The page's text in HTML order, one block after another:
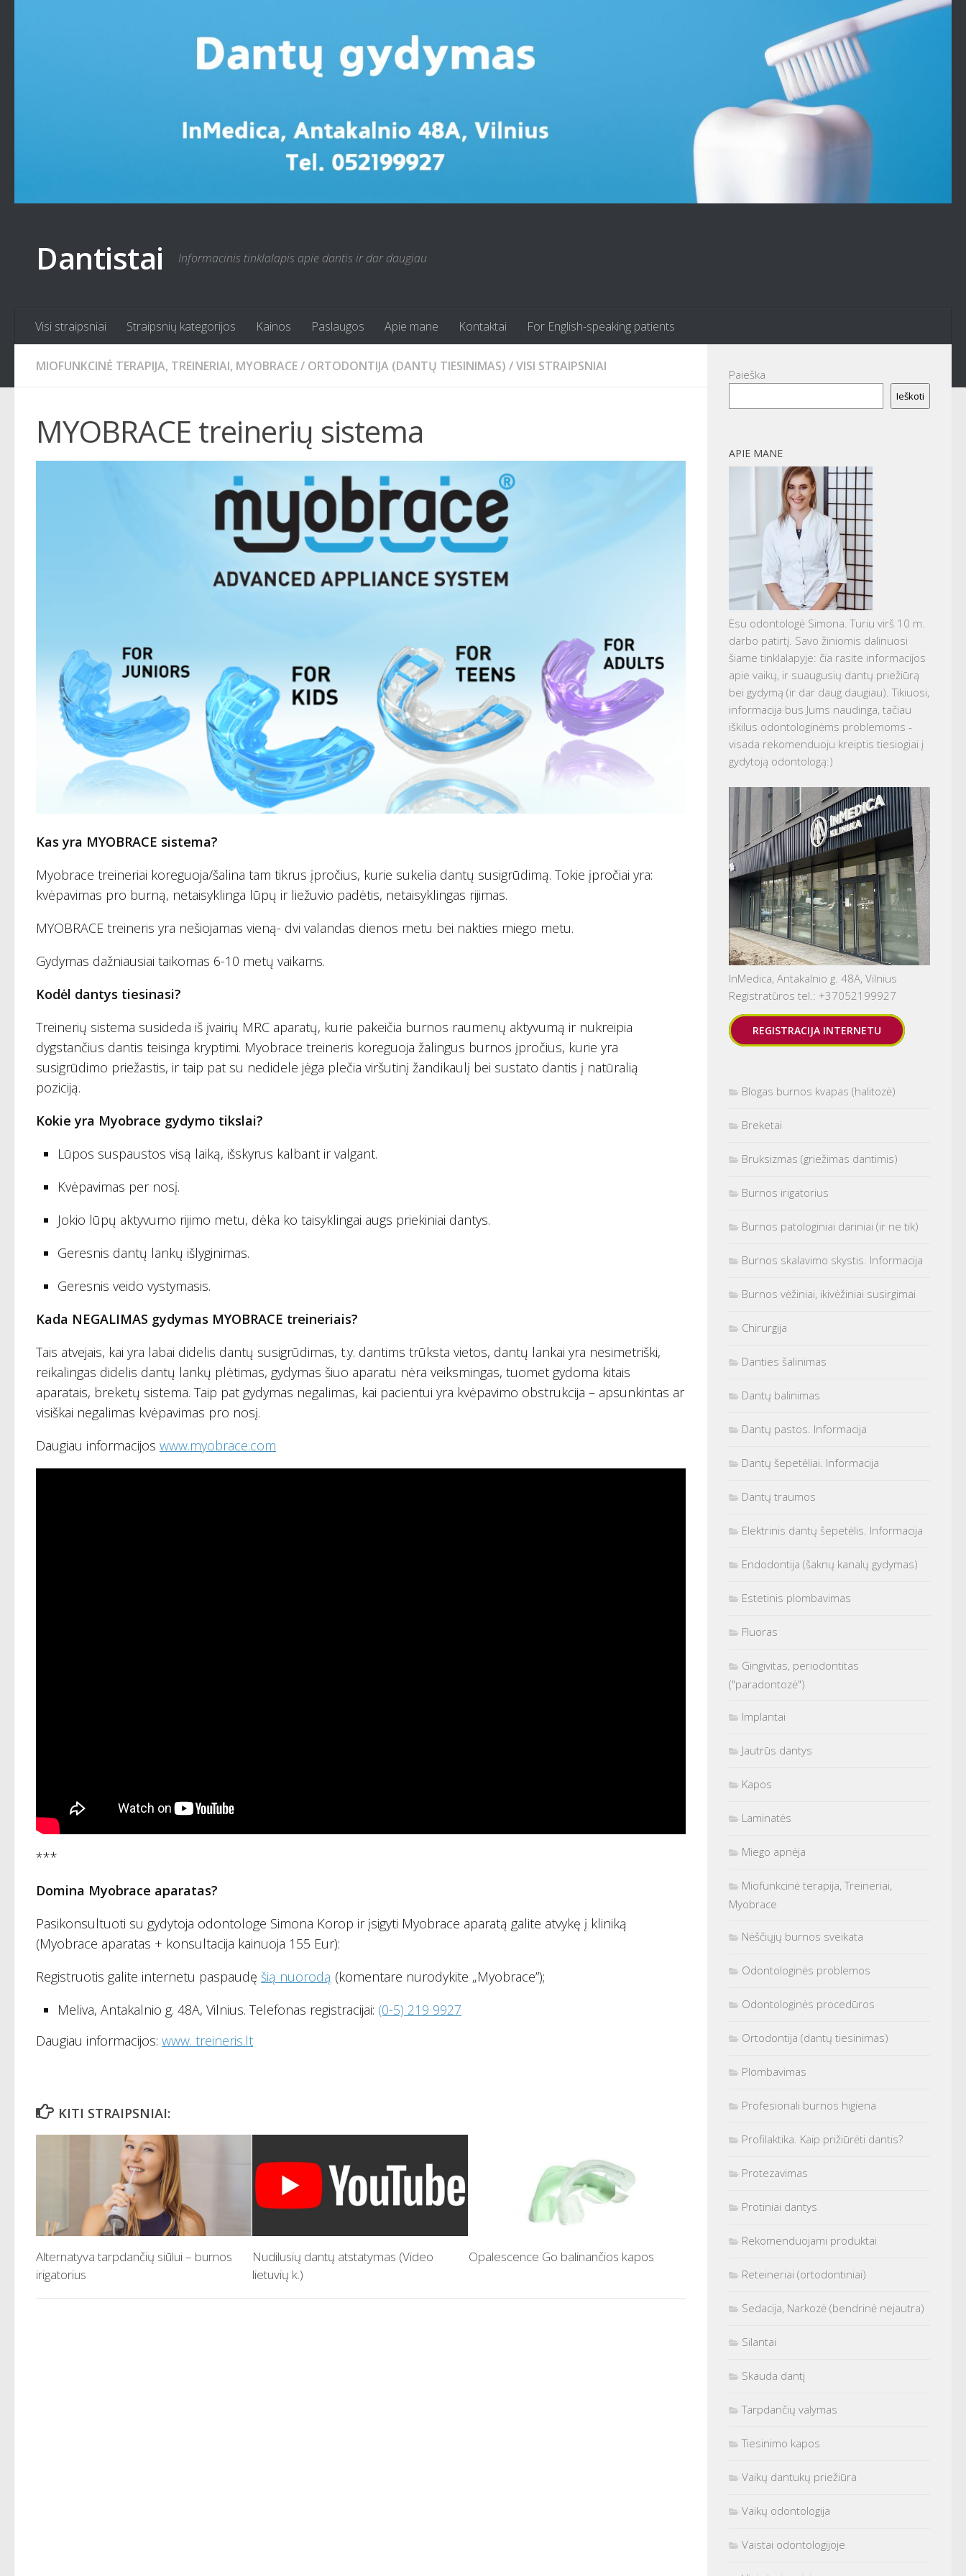
Dantistai Informacinis tinklalapis apie dantis ir dar daugiau
Visi straipsniai Straipsnių kategorijos Kainos Paslaugos Apie mane Kontaktai For English-speaking patients
MIOFUNKCINĖ TERAPIJA, TREINERIAI, MYOBRACE/ ORTODONTIJA (DANTŲ TIESINIMAS) /VISI STRAIPSNIAI
MYOBRACE treinerių sistema
Kas yra MYOBRACE sistema?
Myobrace treineriai koreguoja/šalina tam tikrus įpročius, kurie sukelia dantų susigrūdimą. Tokie įpročiai yra:
kvėpavimas pro burną, netaisyklinga lūpų ir liežuvio padėtis, netaisyklingas rijimas.
MYOBRACE treineris yra nešiojamas vieną- dvi valandas dienos metu bei nakties miego metu.
Gydymas dažniausiai taikomas 6-10 metų vaikams.
Kodėl dantys tiesinasi?
Treinerių sistema susideda iš įvairių MRC aparatų, kurie pakeičia burnos raumenų aktyvumą ir nukreipia
dygstančius dantis teisinga kryptimi. Myobrace treineris koreguoja žalingus burnos įpročius, kurie yra
susigrūdimo priežastis, ir taip pat su nedidele jėga plečia viršutinį žandikaulį bei sustato dantis į natūralią
poziciją.
Kokie yra Myobrace gydymo tikslai?
Lūpos suspaustos visą laiką, išskyrus kalbant ir valgant.
Kvėpavimas per nosį.
Jokio lūpų aktyvumo rijimo metu, dėka ko taisyklingai augs priekiniai dantys.
Geresnis dantų lankų išlyginimas.
Geresnis veido vystymasis.
Kada NEGALIMAS gydymas MYOBRACE treineriais?
Tais atvejais, kai yra labai didelis dantų susigrūdimas, t.y. dantims trūksta vietos, dantų lankai yra nesimetriški,
reikalingas didelis dantų lankų plėtimas, gydymas šiuo aparatu nėra veiksmingas, tuomet gydoma kitais
aparatais, breketų sistema. Taip pat gydymas negalimas, kai pacientui yra kvėpavimo obstrukcija – apsunkintas ar
visiškai negalimas kvėpavimas pro nosį.
Daugiau informacijos www.myobrace.com
***
Domina Myobrace aparatas?
Pasikonsultuoti su gydytoja odontologe Simona Korop ir įsigyti Myobrace aparatą galite atvykę į kliniką
(Myobrace aparatas + konsultacija kainuoja 155 Eur):
Registruotis galite internetu paspaudę šią nuorodą (komentare nurodykite „Myobrace”);
Meliva, Antakalnio g. 48A, Vilnius. Telefonas registracijai: (0-5) 219 9927
Daugiau informacijos: www. treineris.lt
KITI STRAIPSNIAI:
Alternatyva tarpdančių siūlui – burnos
irigatorius
Nudilusių dantų atstatymas (Video
lietuvių k.)
Opalescence Go balinančios kapos
Paieška
Ieškoti
APIE MANE
Esu odontologė Simona. Turiu virš 10 m.
darbo patirtį. Savo žiniomis dalinuosi
šiame tinklalapyje: čia rasite informacijos
apie vaikų, ir suaugusių dantų priežiūrą
bei gydymą (ir dar daug daugiau). Tikiuosi,
informacija bus Jums naudinga, tačiau
iškilus odontologinėms problemoms -
visada rekomenduoju kreiptis tiesiogiai į
gydytoją odontologą:)
InMedica, Antakalnio g. 48A, Vilnius
Registratūros tel.: +37052199927
REGISTRACIJA INTERNETU
Blogas burnos kvapas (halitozė)
Breketai
Bruksizmas (griežimas dantimis)
Burnos irigatorius
Burnos patologiniai dariniai (ir ne tik)
Burnos skalavimo skystis. Informacija
Burnos vėžiniai, ikivėžiniai susirgimai
Chirurgija
Danties šalinimas
Dantų balinimas
Dantų pastos. Informacija
Dantų šepetėliai. Informacija
Dantų traumos
Elektrinis dantų šepetėlis. Informacija
Endodontija (šaknų kanalų gydymas)
Estetinis plombavimas
Fluoras
Gingivitas, periodontitas
("paradontozė")
Implantai
Jautrūs dantys
Kapos
Laminatės
Miego apnėja
Miofunkcinė terapija, Treineriai,
Myobrace
Nėščiųjų burnos sveikata
Odontologinės problemos
Odontologinės procedūros
Ortodontija (dantų tiesinimas)
Plombavimas
Profesionali burnos higiena
Profilaktika. Kaip prižiūrėti dantis?
Protezavimas
Protiniai dantys
Rekomenduojami produktai
Reteineriai (ortodontiniai)
Sedacija, Narkozė (bendrinė nejautra)
Silantai
Skauda dantį
Tarpdančių valymas
Tiesinimo kapos
Vaikų dantukų priežiūra
Vaikų odontologija
Vaistai odontologijoje